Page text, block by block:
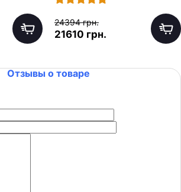
24394 грн.
21610 грн.
Отзывы о товаре